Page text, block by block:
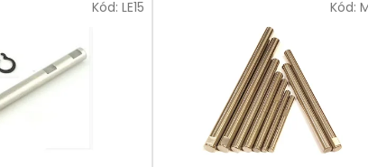
Kód: LE15 Kód: